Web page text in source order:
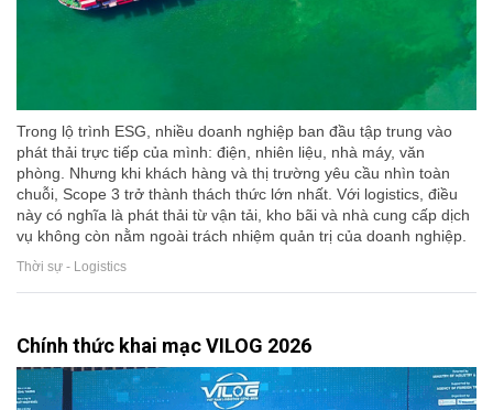
Trong lộ trình ESG, nhiều doanh nghiệp ban đầu tập trung vào
phát thải trực tiếp của mình: điện, nhiên liệu, nhà máy, văn
phòng. Nhưng khi khách hàng và thị trường yêu cầu nhìn toàn
chuỗi, Scope 3 trở thành thách thức lớn nhất. Với logistics, điều
này có nghĩa là phát thải từ vận tải, kho bãi và nhà cung cấp dịch
vụ không còn nằm ngoài trách nhiệm quản trị của doanh nghiệp.
Thời sự - Logistics
Chính thức khai mạc VILOG 2026